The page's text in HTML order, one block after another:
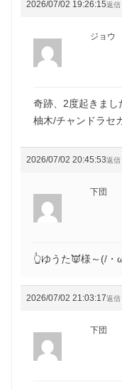
2026/07/02 19:26:15返信
ジョウ
奇跡、2度起きまし
柚木/チャンドラセ
2026/07/02 20:45:53返信
下団
👆ゆうた👿様～(/・
2026/07/02 21:03:17返信
下団